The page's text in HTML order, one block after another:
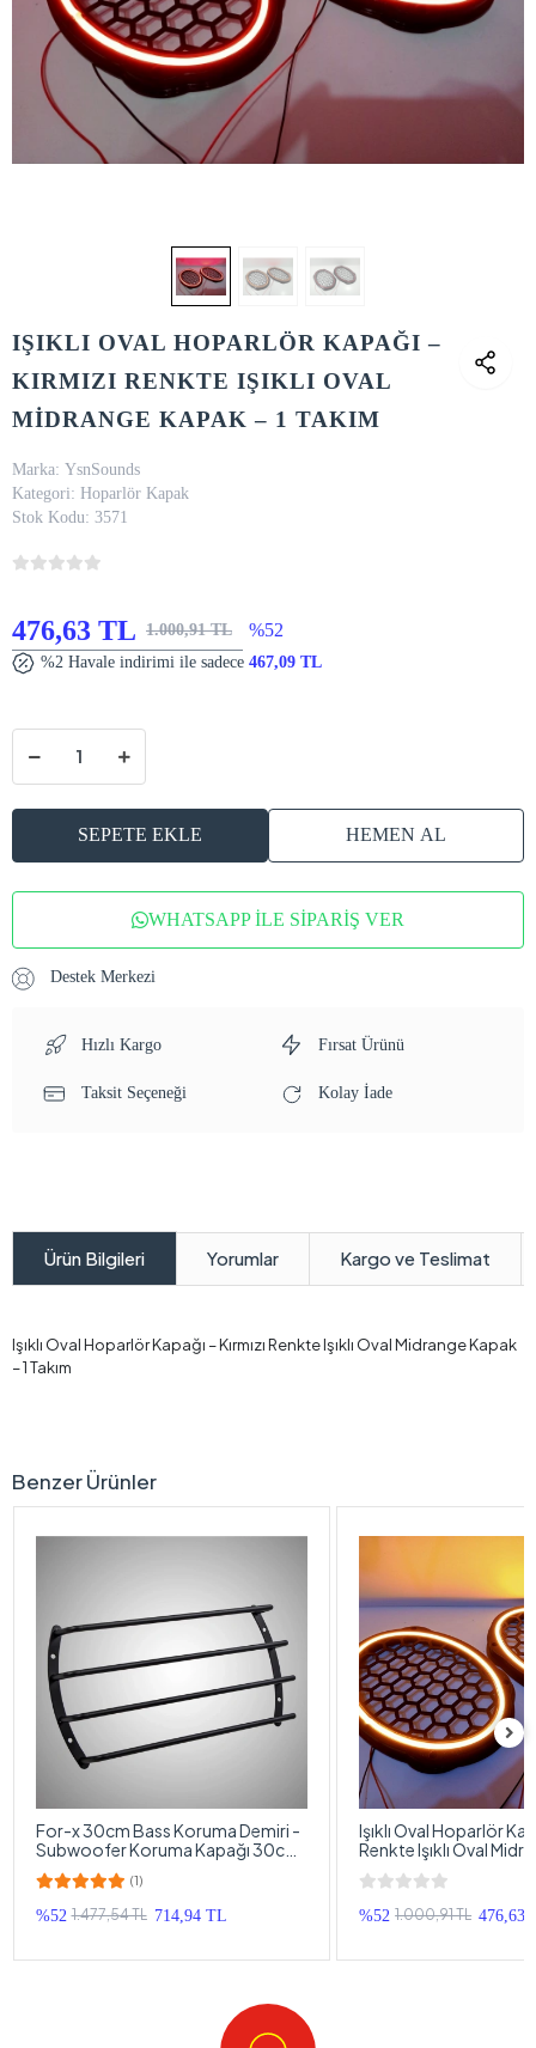
IŞIKLI OVAL HOPARLÖR KAPAĞI –
KIRMIZI RENKTE IŞIKLI OVAL
MİDRANGE KAPAK – 1 TAKIM
Marka: YsnSounds
Kategori: Hoparlör Kapak
Stok Kodu: 3571
476,63 TL 1.000,91 TL %52
%2 Havale indirimi ile sadece 467,09 TL
SEPETE EKLE HEMEN AL
WHATSAPP İLE SİPARİŞ VER
Destek Merkezi
Hızlı Kargo Fırsat Ürünü
Taksit Seçeneği Kolay İade
Ürün Bilgileri Yorumlar Kargo ve Teslimat
Işıklı Oval Hoparlör Kapağı – Kırmızı Renkte Işıklı Oval Midrange Kapak
– 1 Takım
Benzer Ürünler
For-x 30cm Bass Koruma Demiri -
Subwoofer Koruma Kapağı 30cm
- 1 Adet
(1)
%52 1.477,54 TL 714,94 TL
Işıklı Oval Hoparlör
Renkte Işıklı Oval
1 Takım
%52 1.000,91 TL 476,63